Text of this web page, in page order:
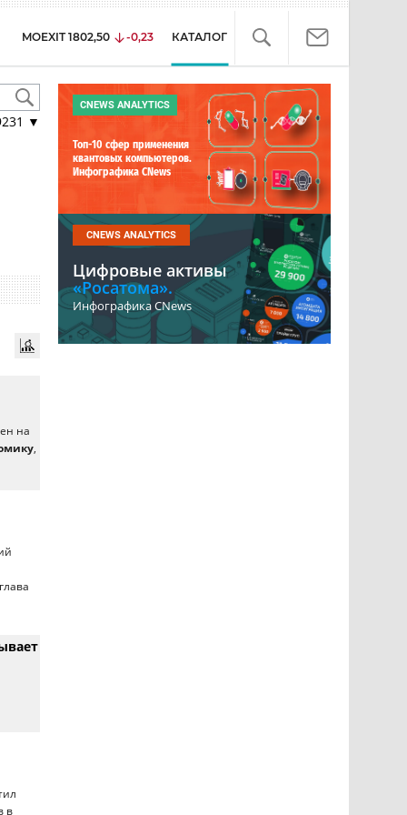
MOEXIT 1802,50 -0,23 КАТАЛОГ
▼
на
,
в
CNEWS ANALYTICS
Топ-10 сфер применения
квантовых компьютеров.
Инфографика CNews
CNEWS ANALYTICS
Цифровые активы
«Росатома».
Инфографика CNews